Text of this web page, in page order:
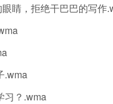
睛，拒绝干巴巴的写作
.wma
习？.wma